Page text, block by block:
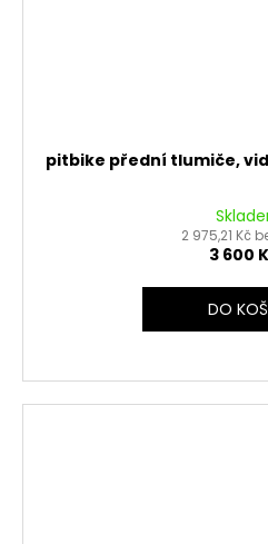
pitbike přední tlumiče,
2 975,21 Kč
3 600
DO